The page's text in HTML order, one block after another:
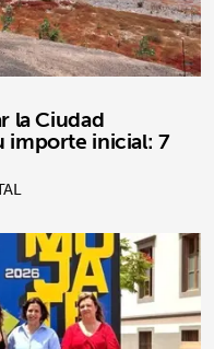
la Ciudad
importe inicial: 7